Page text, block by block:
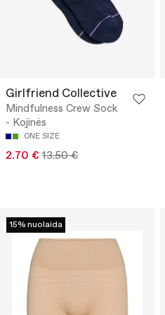
Girlfriend Collective
Mindfulness Crew Sock
- Kojinės
ONE SIZE
2.70 € 13.50 €
15% nuolaida